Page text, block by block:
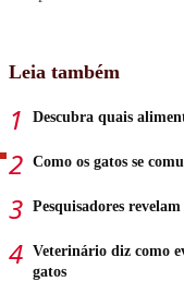
Leia também
Descubra quais
Como os gatos se
Pesquisadores
Veterinário diz como
gatos